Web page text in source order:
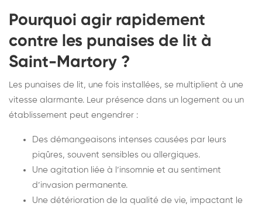
Pourquoi agir rapidement
contre les punaises de lit à
Saint-Martory ?
Les punaises de lit, une fois installées, se multiplient à une
vitesse alarmante. Leur présence dans un logement ou un
établissement peut engendrer :
Des démangeaisons intenses causées par leurs
piqûres, souvent sensibles ou allergiques.
Une agitation liée à l’insomnie et au sentiment
d’invasion permanente.
Une détérioration de la qualité de vie, impactant le